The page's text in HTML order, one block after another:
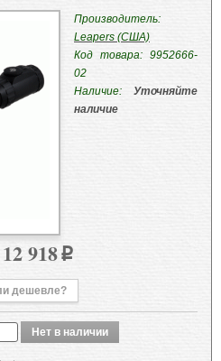
Производитель:
Leapers (США)
Код товара: 9952666-
02
Наличие: Уточняйте
наличие
12 918p
дешевле?